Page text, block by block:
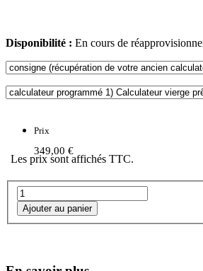
Disponibilité : En cours de
Prix
349,00 €
Les prix sont affichés TTC.